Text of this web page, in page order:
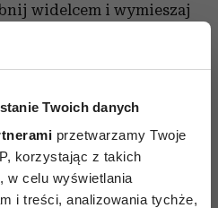
Twoich danych
przetwarzamy Twoje
korzystając z takich
w celu wyświetlania
i treści, analizowania tychże,
widelcem i wymieszaj
tahini, sokiem z 1/2
orzeszkami
migdałów (ok. dwóch
natką pietruszki